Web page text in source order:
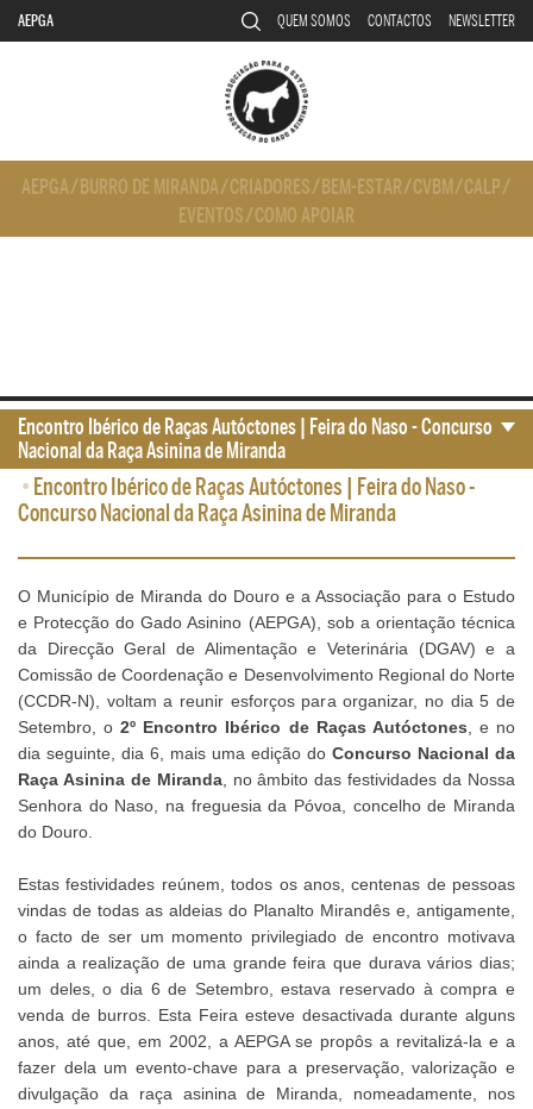
AEPGA QUEM SOMOS CONTACTOS NEWSLETTER
AEPGA/ BURRO DE MIRANDA/CRIADORES/ BEM-ESTAR/CVBM/CALP/
EVENTOS/COMO APOIAR
• Encontro Ibérico de Raças Autóctones | Feira do Naso -
Concurso Nacional da Raça Asinina de Miranda
O Município de Miranda do Douro e a Associação para o Estudo
e Protecção do Gado Asinino (AEPGA), sob a orientação técnica
da Direcção Geral de Alimentação e Veterinária (DGAV) e a
Comissão de Coordenação e Desenvolvimento Regional do Norte
(CCDR-N), voltam a reunir esforços para organizar, no dia 5 de
Setembro, o2º Encontro Ibérico de Raças Autóctones , e no
dia seguinte, dia 6, mais uma edição do Concurso Nacional da
Raça Asinina de Miranda, no âmbito das festividades da Nossa
Senhora do Naso, na freguesia da Póvoa, concelho de Miranda
do Douro.
Estas festividades reúnem, todos os anos, centenas de pessoas
vindas de todas as aldeias do Planalto Mirandês e, antigamente,
o facto de ser um momento privilegiado de encontro motivava
ainda a realização de uma grande feira que durava vários dias;
um deles, o dia 6 de Setembro, estava reservado à compra e
venda de burros. Esta Feira esteve desactivada durante alguns
anos, até que, em 2002, a AEPGA se propôs a revitalizá-la e a
fazer dela um evento-chave para a preservação, valorização e
divulgação da raça asinina de Miranda, nomeadamente, nos
Encontro Ibérico de Raças Autóctones | Feira do Naso - Concurso
Nacional da Raça Asinina de Miranda